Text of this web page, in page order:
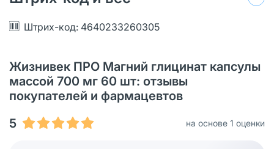
Штрих-код: 4640233260305
Жизнивек ПРО Магний глицинат капсулы
массой 700 мг 60 шт: отзывы
покупателей и фармацевтов
5
на основе 1 оценки